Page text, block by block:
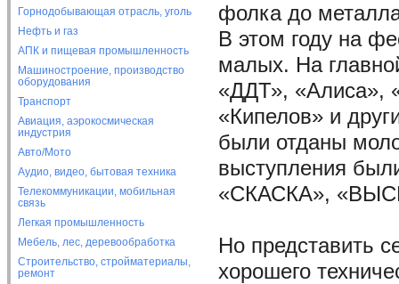
Горнодобывающая отрасль, уголь
Нефть и газ
АПК и пищевая промышленность
Машиностроение, производство
оборудования
Транспорт
Авиация, аэрокосмическая
индустрия
Авто/Мото
Аудио, видео, бытовая техника
Телекоммуникации, мобильная
связь
Легкая промышленность
Мебель, лес, деревообработка
Строительство, стройматериалы,
ремонт
фолка до
В этом году на
малых. На
«ДДТ», «Алиса»,
«Кипелов» и
были отданы
выступления
«СКАСКА»,
Но представить
хорошего